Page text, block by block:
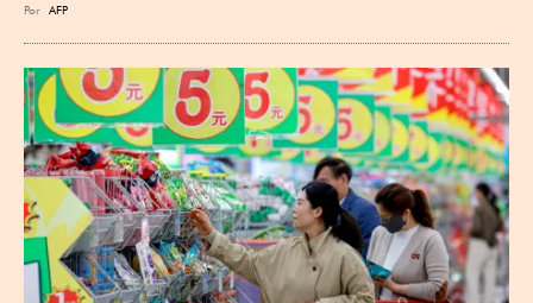
Por AFP